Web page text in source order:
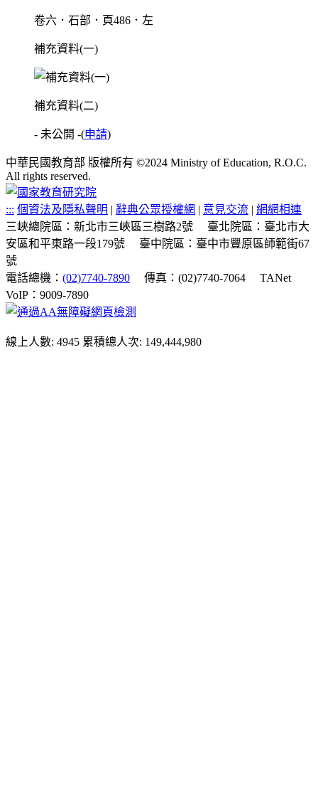
卷六．石部．頁486．左
補充資料(一)
補充資料(二)
- 未公開 -(申請)
中華民國教育部 版權所有 ©2024 Ministry of Education, R.O.C.
All rights reserved.
::: 個資法及隱私聲明 | 辭典公眾授權網 | 意見交流 | 網網相連
三峽總院區：新北市三峽區三樹路2號
臺北院區：臺北市大
安區和平東路一段179號
臺中院區：臺中市豐原區師範街67
號
電話總機： (02)7740-7890 傳真：(02)7740-7064
TANet
VoIP：9009-7890
線上人數: 4945 累積總人次: 149,444,980